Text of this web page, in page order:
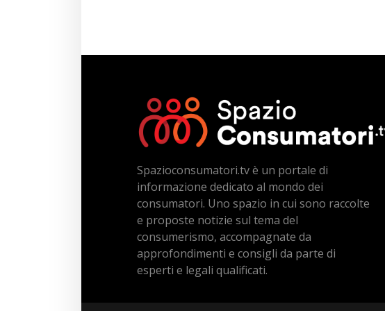
Spazioconsumatori.tv è un portale di
informazione dedicato al mondo dei
consumatori. Uno spazio in cui sono raccolte
e proposte notizie sul tema del
consumerismo, accompagnate da
approfondimenti e consigli da parte di
esperti e legali qualificati.